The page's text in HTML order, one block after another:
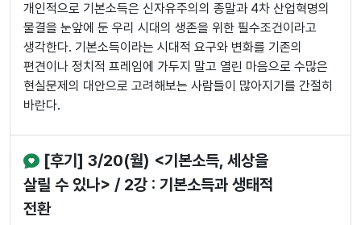
개인적으로 기본소득은 신자유주의의 종말과 4차 산업혁명의
물결을 눈앞에 둔 우리 시대의 생존을 위한 필수조건이라고
생각한다. 기본소득이라는 시대적 요구와 변화를 기존의
편견이나 정치적 프레임에 가두지 말고 열린 마음으로 수많은
현실문제의 대안으로 고려해보는 사람들이 많아지기를 간절히
바란다.
[후기] 3/20(월) <기본소득, 세상을
살릴 수 있나> / 2강 : 기본소득과 생태적
전환